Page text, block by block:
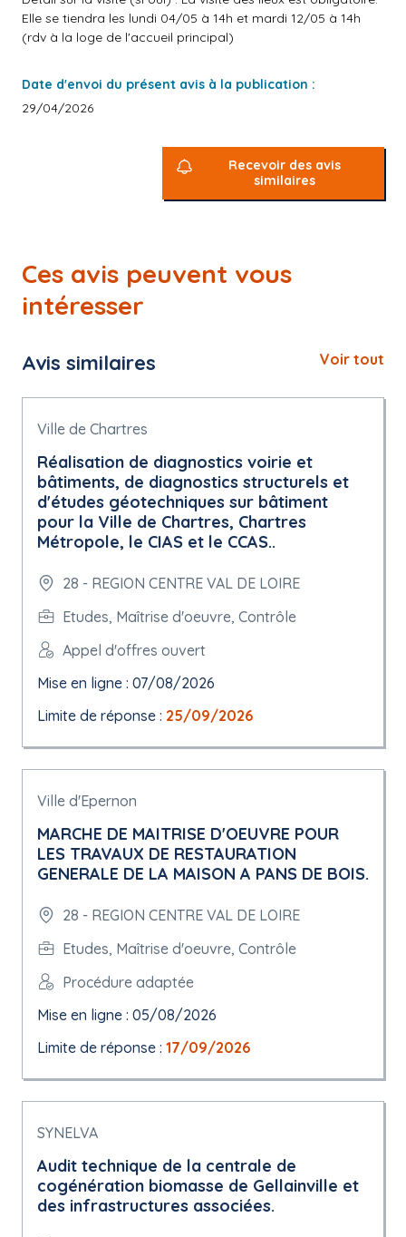
Elle se tiendra les lundi 04/05 à 14h et mardi 12/05 à 14h
(rdv à la loge de l'accueil principal)
Date d'envoi du présent avis à la publication :
29/04/2026
Recevoir des avis
similaires
Ces avis peuvent vous
intéresser
Avis similaires Voir tout
Ville de Chartres
Réalisation de diagnostics voirie et
bâtiments, de diagnostics structurels et
d'études géotechniques sur bâtiment
pour la Ville de Chartres, Chartres
Métropole, le CIAS et le CCAS..
28 - REGION CENTRE VAL DE LOIRE
Etudes, Maîtrise d'oeuvre, Contrôle
Appel d'offres ouvert
Mise en ligne : 07/08/2026
Limite de réponse : 25/09/2026
Ville d'Epernon
MARCHE DE MAITRISE D'OEUVRE POUR
LES TRAVAUX DE RESTAURATION
GENERALE DE LA MAISON A PANS DE BOIS.
28 - REGION CENTRE VAL DE LOIRE
Etudes, Maîtrise d'oeuvre, Contrôle
Procédure adaptée
Mise en ligne : 05/08/2026
Limite de réponse : 17/09/2026
SYNELVA
Audit technique de la centrale de
cogénération biomasse de Gellainville et
des infrastructures associées.